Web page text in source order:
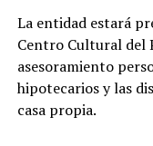
La entidad estará
Centro Cultural del
asesoramiento
hipotecarios y las
casa propia.